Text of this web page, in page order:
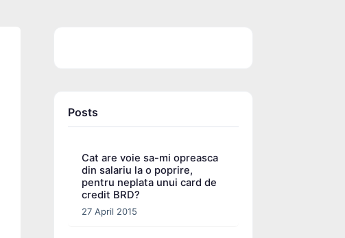
Posts
Cat are voie sa-mi opreasca
din salariu la o poprire,
pentru neplata unui card de
credit BRD?
27 April 2015